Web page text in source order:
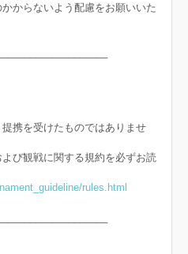
からないよう配慮をお願いいた
携を受けたものではありませ
び観戦に関する規約を必ずお読
rules.html